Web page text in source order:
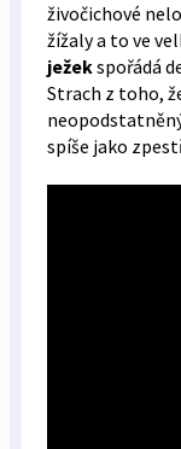
živočichové
žížaly a to ve
ježekspořádá
Strach z toho,
spíše jako